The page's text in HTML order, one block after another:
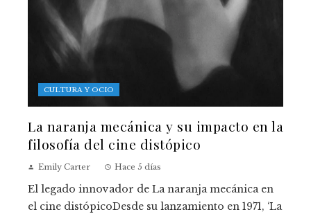
CULTURA Y OCIO
La naranja mecánica y su impacto en la
filosofía del cine distópico
Emily Carter Hace 5 días
El legado innovador de La naranja mecánica en
el cine distópicoDesde su lanzamiento en 1971, ‘La